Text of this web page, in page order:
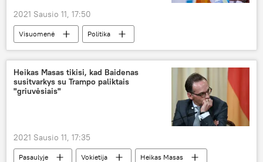
2021 Sausio 11, 17:50
Visuomenė
Politika
Viktoras Uspaskichas
LGBT
Heikas Masas tikisi, kad Baidenas
susitvarkys su Trampo paliktais
"griuvėsiais"
2021 Sausio 11, 17:35
Pasaulyje Vokietija
Heikas Masas